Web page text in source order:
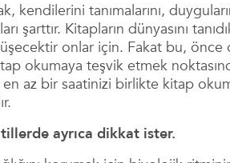
kendilerini tanımalarını,
şarttır. Kitapların dünyasını
onlar için. Fakat bu, önce
okumaya teşvik etmek
az bir saatinizi birlikte kitap
ayrıca dikkat ister.